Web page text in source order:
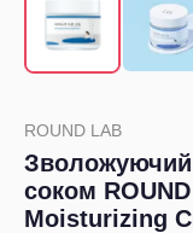
ROUND LAB
Зволожуючий
соком
Moisturizing